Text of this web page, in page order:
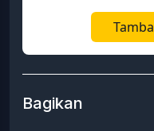
Bagikan